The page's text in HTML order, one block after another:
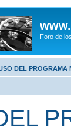
Foro de
DEL PROGRAMA